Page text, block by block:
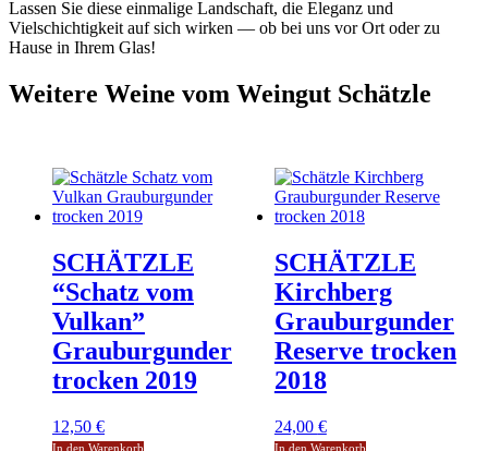
Lassen Sie diese einmalige Landschaft, die Eleganz und
Vielschichtigkeit auf sich wirken — ob bei uns vor Ort oder zu
Hause in Ihrem Glas!
Weitere Weine vom Weingut Schätzle
SCHÄTZLE
“Schatz vom
Vulkan”
Grauburgunder
trocken 2019
12,50 €
In den Warenkorb
SCHÄTZLE
Kirchberg
Grauburgunder
Reserve trocken
2018
24,00 €
In den Warenkorb